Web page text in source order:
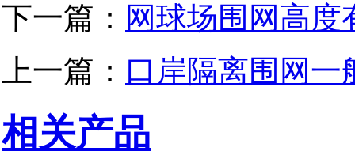
下一篇： 网球场围网高度
上一篇： 口岸隔离围网一
相关产品